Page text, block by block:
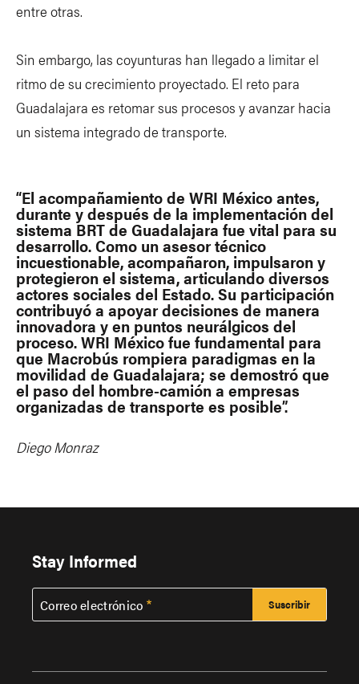
entre otras.
Sin embargo, las coyunturas han llegado a limitar el
ritmo de su crecimiento proyectado. El reto para
Guadalajara es retomar sus procesos y avanzar hacia
un sistema integrado de transporte.
“El acompañamiento de WRI México antes,
durante y después de la implementación del
sistema BRT de Guadalajara fue vital para su
desarrollo. Como un asesor técnico
incuestionable, acompañaron, impulsaron y
protegieron el sistema, articulando diversos
actores sociales del Estado. Su participación
contribuyó a apoyar decisiones de manera
innovadora y en puntos neurálgicos del
proceso. WRI México fue fundamental para
que Macrobús rompiera paradigmas en la
movilidad de Guadalajara; se demostró que
el paso del hombre-camión a empresas
organizadas de transporte es posible”.
Diego Monraz
Stay Informed
Correo electrónico